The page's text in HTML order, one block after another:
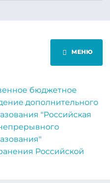
МЕНЮ
бюджетное
дополнительного
"Российская
Российской